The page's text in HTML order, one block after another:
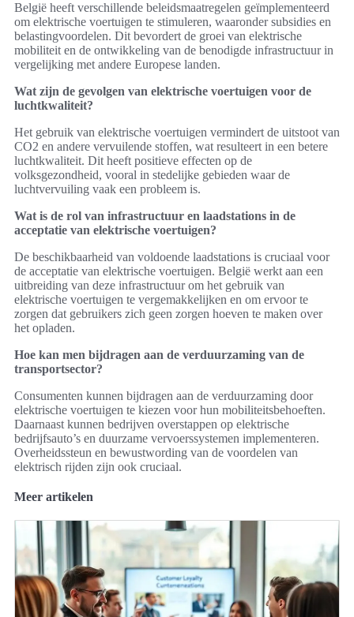
België heeft verschillende beleidsmaatregelen geïmplementeerd
om elektrische voertuigen te stimuleren, waaronder subsidies en
belastingvoordelen. Dit bevordert de groei van elektrische
mobiliteit en de ontwikkeling van de benodigde infrastructuur in
vergelijking met andere Europese landen.
Wat zijn de gevolgen van elektrische voertuigen voor de
luchtkwaliteit?
Het gebruik van elektrische voertuigen vermindert de uitstoot van
CO2 en andere vervuilende stoffen, wat resulteert in een betere
luchtkwaliteit. Dit heeft positieve effecten op de
volksgezondheid, vooral in stedelijke gebieden waar de
luchtvervuiling vaak een probleem is.
Wat is de rol van infrastructuur en laadstations in de
acceptatie van elektrische voertuigen?
De beschikbaarheid van voldoende laadstations is cruciaal voor
de acceptatie van elektrische voertuigen. België werkt aan een
uitbreiding van deze infrastructuur om het gebruik van
elektrische voertuigen te vergemakkelijken en om ervoor te
zorgen dat gebruikers zich geen zorgen hoeven te maken over
het opladen.
Hoe kan men bijdragen aan de verduurzaming van de
transportsector?
Consumenten kunnen bijdragen aan de verduurzaming door
elektrische voertuigen te kiezen voor hun mobiliteitsbehoeften.
Daarnaast kunnen bedrijven overstappen op elektrische
bedrijfsauto’s en duurzame vervoerssystemen implementeren.
Overheidssteun en bewustwording van de voordelen van
elektrisch rijden zijn ook cruciaal.
Meer artikelen